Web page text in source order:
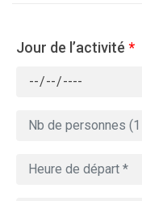
Jour de l’activité *